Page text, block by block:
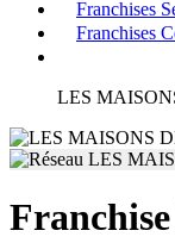
Franchises
Franchises
LES